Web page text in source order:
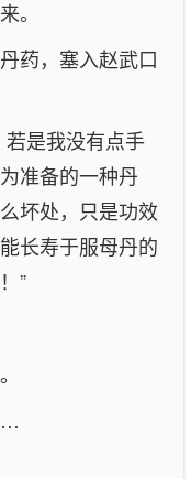
。
药，塞入赵武口
若是我没有点手
准备的一种丹
坏处，只是功效
长寿于服母丹的
”